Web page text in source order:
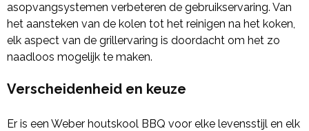
asopvangsystemen verbeteren de gebruikservaring. Van
het aansteken van de kolen tot het reinigen na het koken,
elk aspect van de grillervaring is doordacht om het zo
naadloos mogelijk te maken.
Verscheidenheid en keuze
Er is een Weber houtskool BBQ voor elke levensstijl en elk